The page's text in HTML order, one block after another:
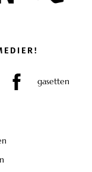
gasetten